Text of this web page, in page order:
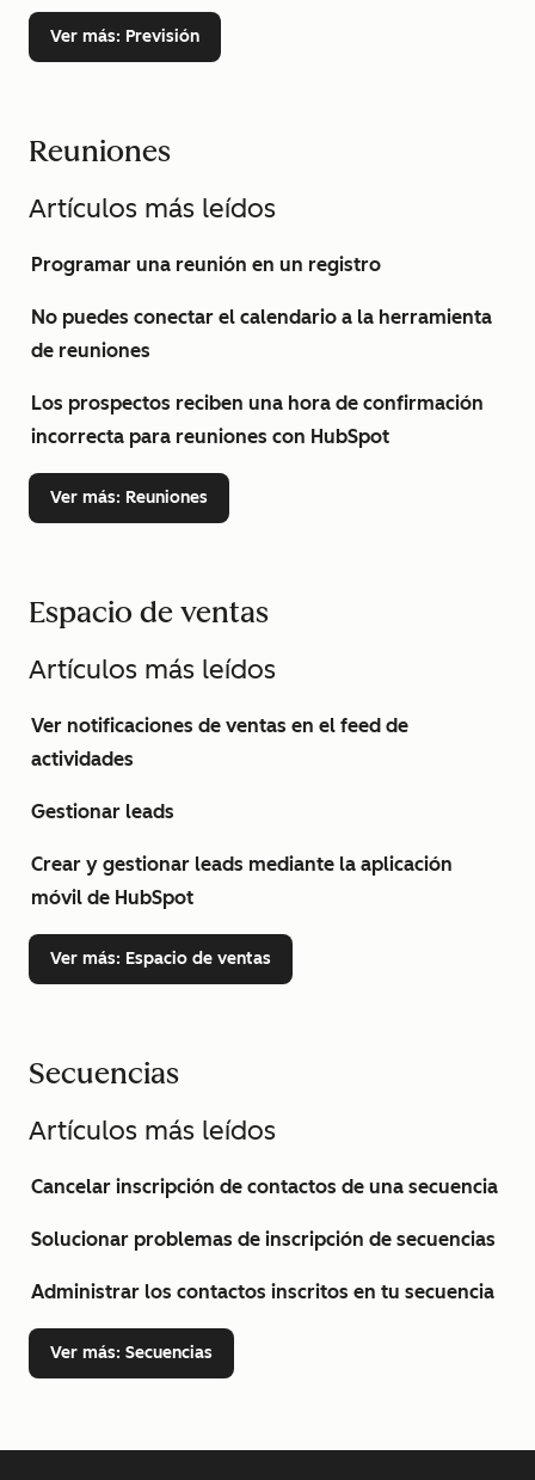
Ver más: Previsión
Reuniones
Artículos más leídos
Programar una reunión en un registro
No puedes conectar el calendario a la herramienta
de reuniones
Los prospectos reciben una hora de confirmación
incorrecta para reuniones con HubSpot
Ver más: Reuniones
Espacio de ventas
Artículos más leídos
Ver notificaciones de ventas en el feed de
actividades
Gestionar leads
Crear y gestionar leads mediante la aplicación
móvil de HubSpot
Ver más: Espacio de ventas
Secuencias
Artículos más leídos
Cancelar inscripción de contactos de una secuencia
Solucionar problemas de inscripción de secuencias
Administrar los contactos inscritos en tu secuencia
Ver más: Secuencias